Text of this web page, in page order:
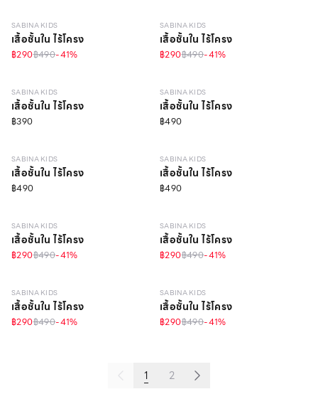
SABINA KIDS
เสื้อชั้นใน ไร้โครง
฿290฿490-41%
SABINA KIDS
เสื้อชั้นใน ไร้โครง
฿290฿490-41%
6 - 9 Y วัสดุรีไซเคิล
SABINA KIDS
เสื้อชั้นใน ไร้โครง
฿390
10 - 14 Y
SABINA KIDS
เสื้อชั้นใน ไร้โครง
฿490
10 - 14 Y
SABINA KIDS
เสื้อชั้นใน ไร้โครง
฿490
10 - 14 Y
SABINA KIDS
เสื้อชั้นใน ไร้โครง
฿490
10 - 14 Y
SABINA KIDS
เสื้อชั้นใน ไร้โครง
฿290฿490-41%
10 - 14 Y
SABINA KIDS
เสื้อชั้นใน ไร้โครง
฿290฿490-41%
6 - 9 Y วัสดุรีไซเคิล
SABINA KIDS
เสื้อชั้นใน ไร้โครง
฿290฿490-41%
6 - 9 Y วัสดุรีไซเคิล
SABINA KIDS
เสื้อชั้นใน ไร้โครง
฿290฿490-41%
1 2